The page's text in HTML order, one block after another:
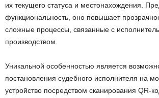
их текущего статуса и местонахождения.
функциональность, оно повышает
сложные процессы, связанные с
производством.
Уникальной особенностью является
постановления судебного исполнителя на
устройство посредством сканирования QR-